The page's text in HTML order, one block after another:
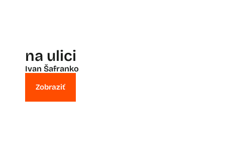
na ulici
Ivan Šafranko
Zobraziť